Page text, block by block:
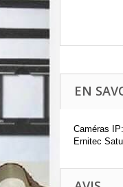
EN
Caméras IP:
Ernitec